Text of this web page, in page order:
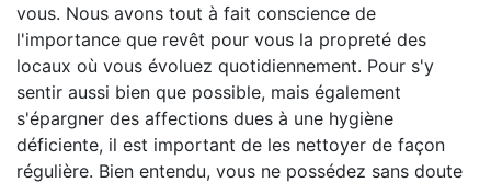
vous. Nous avons tout à fait conscience de
l'importance que revêt pour vous la propreté des
locaux où vous évoluez quotidiennement. Pour s'y
sentir aussi bien que possible, mais également
s'épargner des affections dues à une hygiène
déficiente, il est important de les nettoyer de façon
régulière. Bien entendu, vous ne possédez sans doute